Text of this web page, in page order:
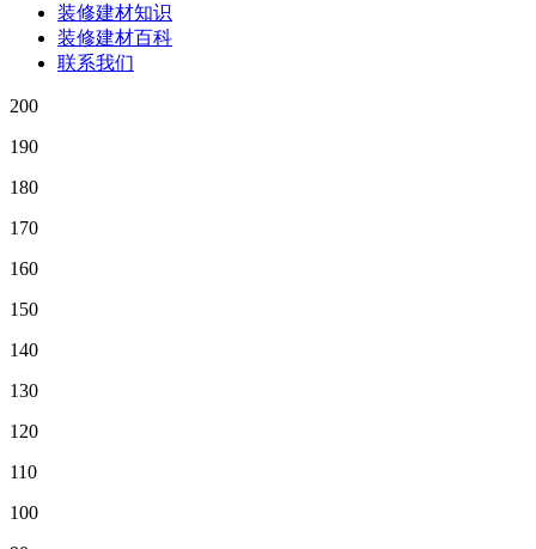
装修建材知识
装修建材百科
联系我们
200
190
180
170
160
150
140
130
120
110
100